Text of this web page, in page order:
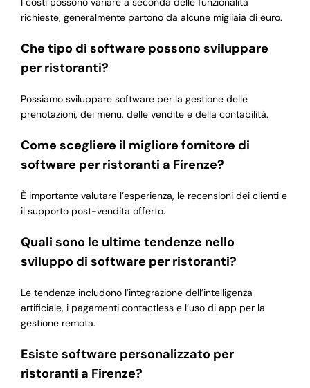
richieste, generalmente partono da alcune migliaia di euro.
Che tipo di software possono sviluppare
per ristoranti?
Possiamo sviluppare software per la gestione delle
prenotazioni, dei menu, delle vendite e della contabilità.
Come scegliere il migliore fornitore di
software per ristoranti a Firenze?
È importante valutare l’esperienza, le recensioni dei clienti e
il supporto post-vendita offerto.
Quali sono le ultime tendenze nello
sviluppo di software per ristoranti?
Le tendenze includono l’integrazione dell’intelligenza
artificiale, i pagamenti contactless e l’uso di app per la
gestione remota.
Esiste software personalizzato per
ristoranti a Firenze?